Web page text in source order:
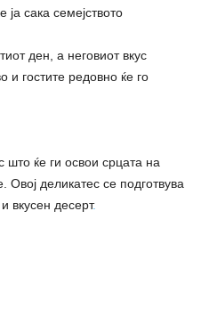
сака семејството
ден, а неговиот вкус
и гостите редовно ќе го
што ќе ги освои срцата на
Овој деликатес се подготвува
вкусен десерт.